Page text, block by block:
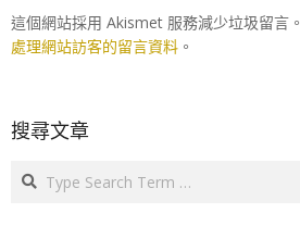
這個網站採用 Akismet 服務減少垃圾留言。
處理網站訪客的留言資料 。
搜尋文章
Search